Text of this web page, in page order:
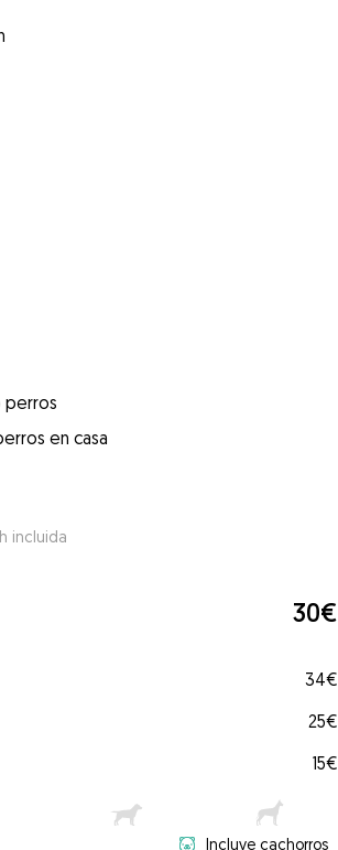
perros
en casa
incluida
30€
34€
25€
15€
Incluye cachorros